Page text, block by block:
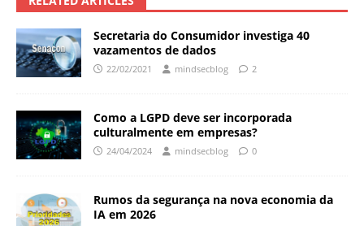
Secretaria do Consumidor investiga 40
vazamentos de dados
22/02/2021 mindsecblog 2
Como a LGPD deve ser incorporada
culturalmente em empresas?
24/04/2024 mindsecblog 0
Rumos da segurança na nova economia da
IA em 2026